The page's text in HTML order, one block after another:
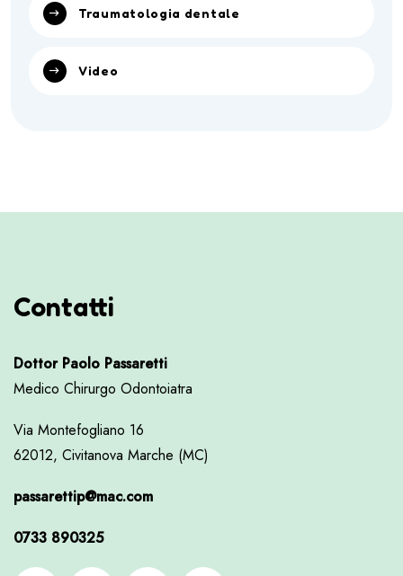
Traumatologia dentale
Video
Contatti
Dottor Paolo Passaretti
Medico Chirurgo Odontoiatra
Via Montefogliano 16
62012, Civitanova Marche (MC)
passarettip@mac.com
0733 890325